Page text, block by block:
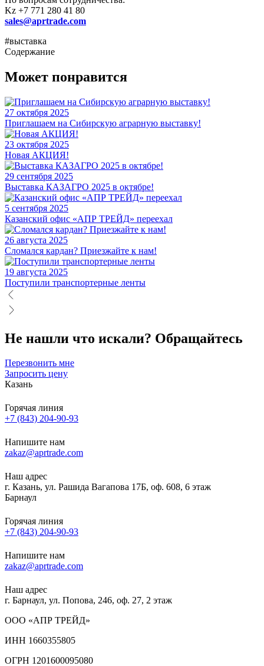
Kz +7 771 280 41 80
sales@aprtrade.com
#выставка
Содержание
Может понравится
27 октября 2025
Приглашаем на Сибирскую аграрную выставку!
23 октября 2025
Новая АКЦИЯ!
29 сентября 2025
Выставка КАЗАГРО 2025 в октябре!
5 сентября 2025
Казанский офис «АПР ТРЕЙД» переехал
26 августа 2025
Сломался кардан? Приезжайте к нам!
19 августа 2025
Поступили транспортерные ленты
Не нашли что искали? Обращайтесь
Перезвонить мне
Запросить цену
Казань
Горячая линия
+7 (843) 204-90-93
Напишите нам
zakaz@aprtrade.com
Наш адрес
г. Казань, ул. Рашида Вагапова 17Б, оф. 608, 6 этаж
Барнаул
Горячая линия
+7 (843) 204-90-93
Напишите нам
zakaz@aprtrade.com
Наш адрес
г. Барнаул, ул. Попова, 246, оф. 27, 2 этаж
ООО «АПР ТРЕЙД»
ИНН 1660355805
ОГРН 1201600095080